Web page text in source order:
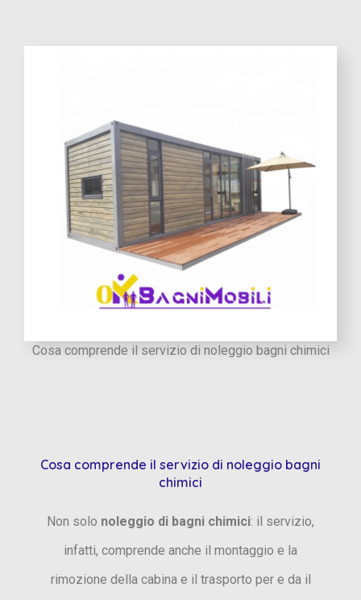
Cosa comprende il servizio di noleggio bagni
chimici
Non solo noleggio di bagni chimici: il servizio,
infatti, comprende anche il montaggio e la
rimozione della cabina e il trasporto per e da il
Cosa comprende il servizio di noleggio bagni chimici